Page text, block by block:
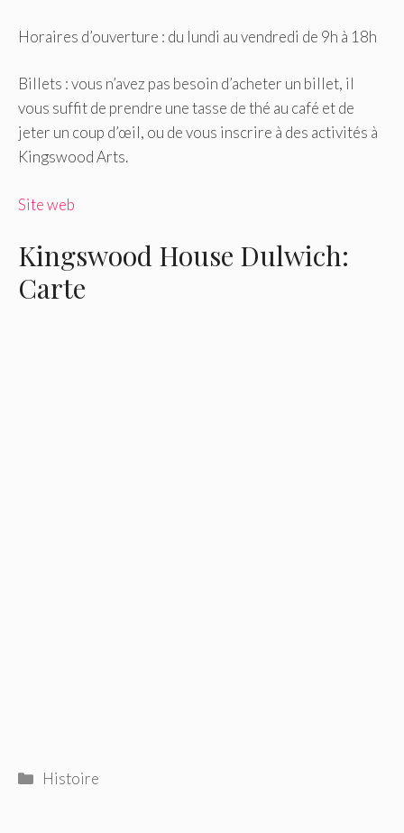
Horaires d’ouverture : du lundi au vendredi de 9h à 18h
Billets : vous n’avez pas besoin d’acheter un billet, il
vous suffit de prendre une tasse de thé au café et de
jeter un coup d’œil, ou de vous inscrire à des activités à
Kingswood Arts.
Site web
Kingswood House Dulwich:
Carte
Catégories
Histoire